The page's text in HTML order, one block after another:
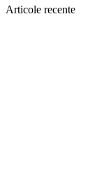
Articole recente